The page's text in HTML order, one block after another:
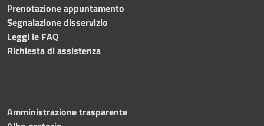
Prenotazione appuntamento
Segnalazione disservizio
Leggi le FAQ
Richiesta di assistenza
Amministrazione trasparente